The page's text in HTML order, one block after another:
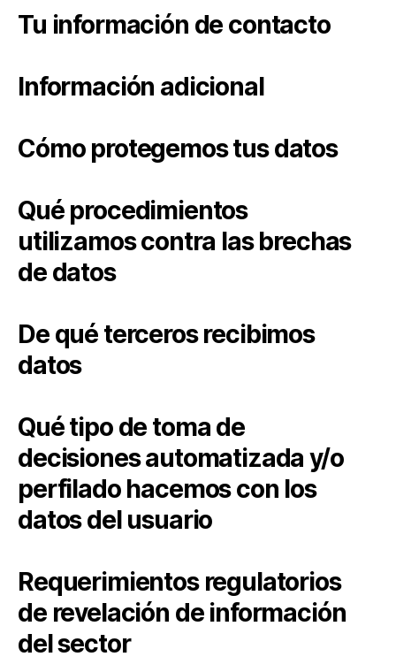
Tu información de contacto
Información adicional
Cómo protegemos tus datos
Qué procedimientos
utilizamos contra las brechas
de datos
De qué terceros recibimos
datos
Qué tipo de toma de
decisiones automatizada y/o
perfilado hacemos con los
datos del usuario
Requerimientos regulatorios
de revelación de información
del sector